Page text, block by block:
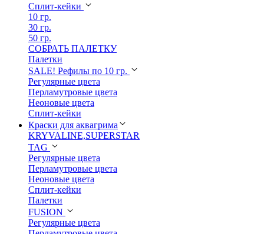
Сплит-кейки
10 гр.
30 гр.
50 гр.
СОБРАТЬ ПАЛЕТКУ
Палетки
SALE! Рефилы по 10 гр.
Регулярные цвета
Перламутровые цвета
Неоновые цвета
Сплит-кейки
Краски для аквагрима
KRYVALINE,SUPERSTAR
TAG
Регулярные цвета
Перламутровые цвета
Неоновые цвета
Сплит-кейки
Палетки
FUSION
Регулярные цвета